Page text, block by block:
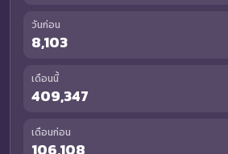
วันก่อน
8,103
เดือนนี้
409,347
เดือนก่อน
106,108